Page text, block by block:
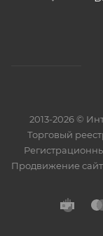
2013-2026 ©
Торговый
Продвижение